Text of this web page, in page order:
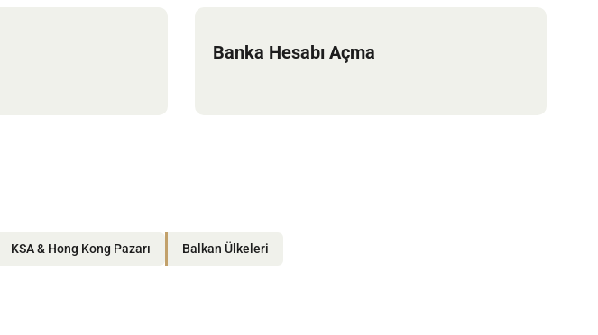
Banka Hesabı Açma
KSA & Hong Kong Pazarı Balkan Ülkeleri